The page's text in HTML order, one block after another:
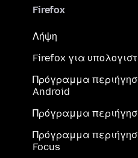
Firefox
Λήψη
Firefox για
Πρόγραμμα
Android
Πρόγραμμα
Πρόγραμμα
Focus